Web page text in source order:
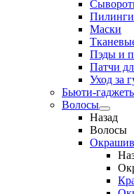
Маски
Пэды и
Патчи
Уход за
Бьюти-
Волосы
Назад
Волосы